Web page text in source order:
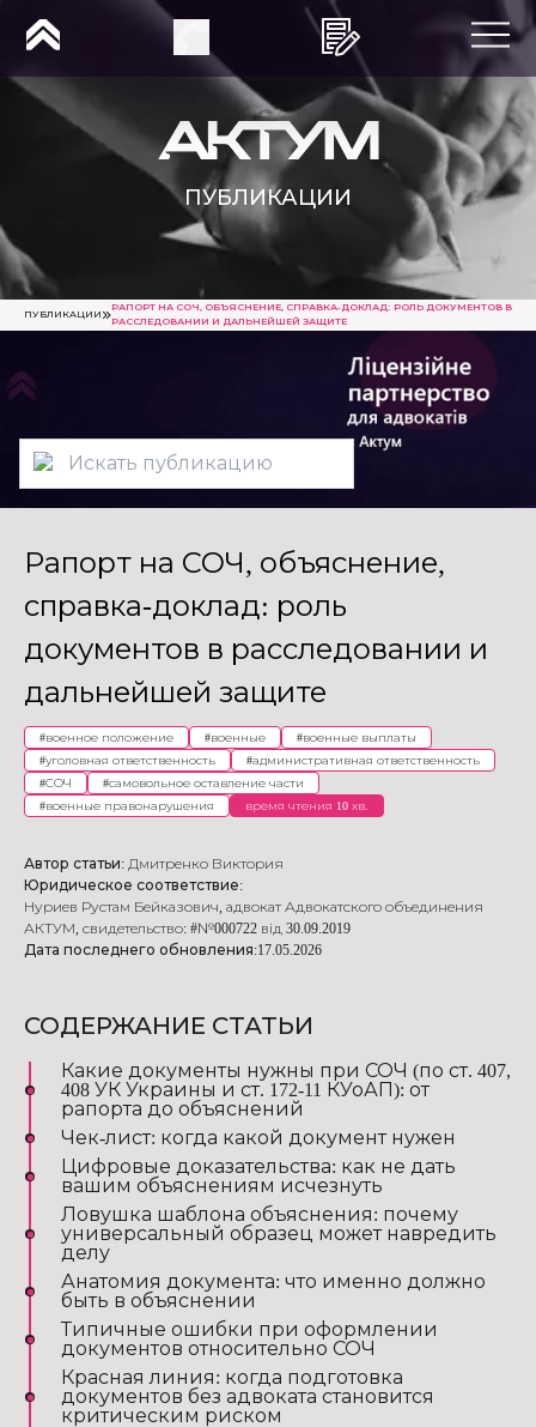
ПУБЛИКАЦИИ
ПУБЛИКАЦИИ
РАПОРТ НА СОЧ, ОБЪЯСНЕНИЕ, СПРАВКА-ДОКЛАД: РОЛЬ ДОКУМЕНТОВ В
РАССЛЕДОВАНИИ И ДАЛЬНЕЙШЕЙ ЗАЩИТЕ
Рапорт на СОЧ, объяснение,
справка-доклад: роль
документов в расследовании и
дальнейшей защите
#военное положение #военные #военные выплаты
#уголовная ответственность #административная ответственность
#СОЧ #самовольное оставление части
#военные правонарушения время чтения 10 хв.
Автор статьи: Дмитренко Виктория
Юридическое соответствие:
Нуриев Рустам Бейказович, адвокат Адвокатского объединения
АКТУМ, свидетельство: #№000722 від 30.09.2019
Дата последнего обновления:17.05.2026
СОДЕРЖАНИЕ СТАТЬИ
Какие документы нужны при СОЧ (по ст. 407,
408 УК Украины и ст. 172-11 КУоАП): от
рапорта до объяснений
Чек-лист: когда какой документ нужен
Цифровые доказательства: как не дать
вашим объяснениям исчезнуть
Ловушка шаблона объяснения: почему
универсальный образец может навредить
делу
Анатомия документа: что именно должно
быть в объяснении
Типичные ошибки при оформлении
документов относительно СОЧ
Красная линия: когда подготовка
документов без адвоката становится
критическим риском